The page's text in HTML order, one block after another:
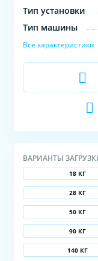
Тип установки
Тип машины
Все характеристики
ВАРИАНТЫ
18 КГ
28 КГ
50 КГ
90 КГ
140 КГ